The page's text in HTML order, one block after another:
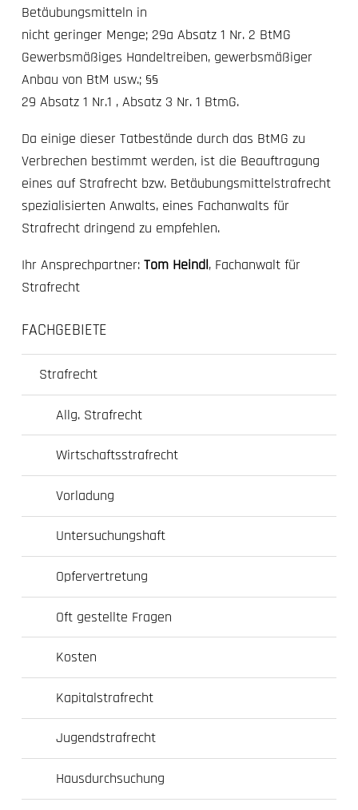
Betäubungsmitteln in
nicht geringer Menge; 29a Absatz 1 Nr. 2 BtMG
Gewerbsmäßiges Handeltreiben, gewerbsmäßiger
Anbau von BtM usw.; §§
29 Absatz 1 Nr.1 , Absatz 3 Nr. 1 BtmG.
Da einige dieser Tatbestände durch das BtMG zu
Verbrechen bestimmt werden, ist die Beauftragung
eines auf Strafrecht bzw. Betäubungsmittelstrafrecht
spezialisierten Anwalts, eines Fachanwalts für
Strafrecht dringend zu empfehlen.
Ihr Ansprechpartner: Tom Heindl, Fachanwalt für
Strafrecht
FACHGEBIETE
Strafrecht
Allg. Strafrecht
Wirtschaftsstrafrecht
Vorladung
Untersuchungshaft
Opfervertretung
Oft gestellte Fragen
Kosten
Kapitalstrafrecht
Jugendstrafrecht
Hausdurchsuchung